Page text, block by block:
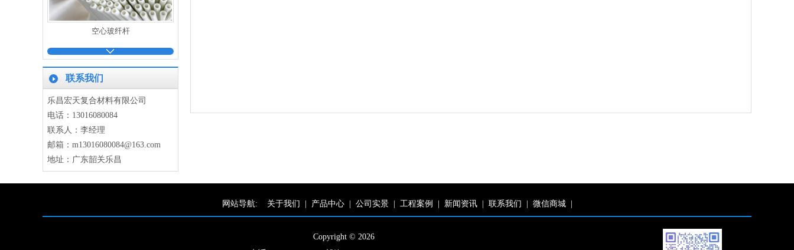
空心玻纤杆
联系我们
乐昌宏天复合材料有限公司
电话：13016080084
联系人：李经理
邮箱：m13016080084@163.com
地址：广东韶关乐昌
网站导航: 关于我们 产品中心 公司实景 工程案例 新闻资讯 联系我们 微信商城
Copyright © 2026